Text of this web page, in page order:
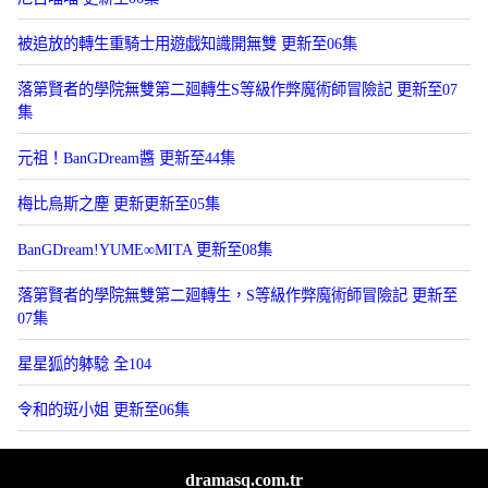
被追放的轉生重騎士用遊戯知識開無雙 更新至06集
落第賢者的學院無雙第二廻轉生S等級作弊魔術師冒險記 更新至07
集
元祖！BanGDream醬 更新至44集
梅比烏斯之塵 更新更新至05集
BanGDream!YUME∞MITA 更新至08集
落第賢者的學院無雙第二廻轉生，S等級作弊魔術師冒險記 更新至
07集
星星狐的躰騐 全104
令和的斑小姐 更新至06集
dramasq.com.tr